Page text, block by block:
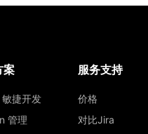
案
捷开发
管理
服务支持
价格
对比Jira